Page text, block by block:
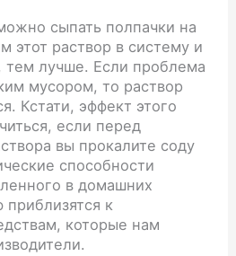
сыпать полпачки на
этот раствор в систему и
лучше. Если проблема
мусором, то раствор
Кстати, эффект этого
если перед
вы прокалите соду
способности
в домашних
приблизятся к
которые нам